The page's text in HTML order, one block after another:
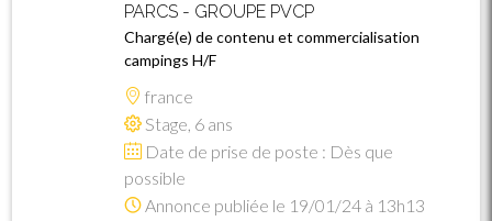
PARCS - GROUPE PVCP
Chargé(e) de contenu et commercialisation
campings H/F
france
Stage, 6 ans
Date de prise de poste : Dès que
possible
Annonce publiée le 19/01/24 à 13h13